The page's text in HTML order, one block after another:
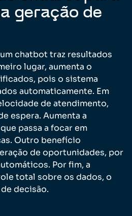
geração de
chatbot traz resultados
lugar, aumenta o
pois o sistema
automaticamente. Em
de atendimento,
espera. Aumenta a
passa a focar em
Outro benefício
de oportunidades, por
Por fim, a
total sobre os dados, o
decisão.